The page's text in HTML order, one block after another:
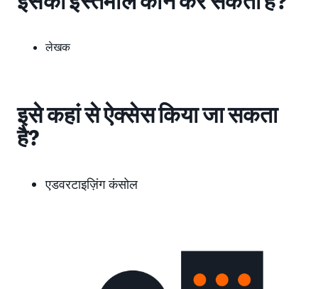
लेखक
इसे कहां से ऐक्सेस किया जा सकता
है?
एडवरटाइज़िंग कंसोल